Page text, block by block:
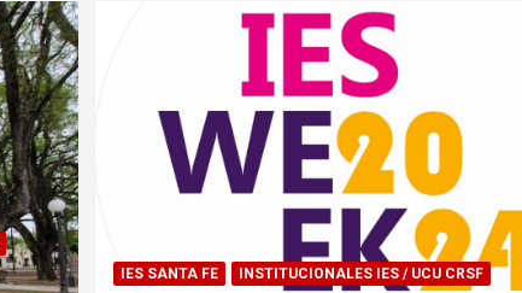
IES SANTA FE INSTITUCIONALES IES / UCU CRSF